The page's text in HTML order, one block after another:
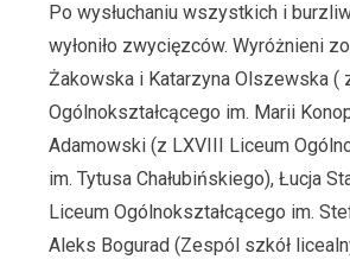
Po wysłuchaniu wszystkich i
wyłoniło zwycięzców. Wyróżnieni
Żakowska i Katarzyna Olszewska (
Ogólnokształcącego im. Marii
Adamowski (z LXVIII Liceum
im. Tytusa Chałubińskiego), Łucja
Liceum Ogólnokształcącego im.
Aleks Bogurad (Zespól szkół